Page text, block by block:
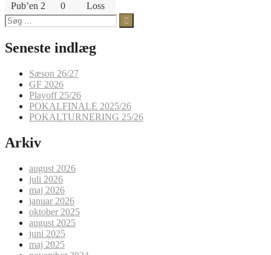
Pub’en 2
0
Loss
Søg
efter:
Seneste indlæg
Sæson 26/27
GF 2026
Playoff 25/26
POKALFINALE 2025/26
POKALTURNERING 25/26
Arkiv
august 2026
juli 2026
maj 2026
januar 2026
oktober 2025
august 2025
juni 2025
maj 2025